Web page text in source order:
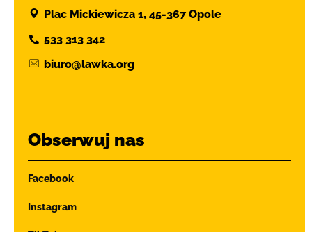
Plac Mickiewicza 1, 45-367 Opole
533 313 342
biuro@lawka.org
Obserwuj nas
Facebook
Instagram